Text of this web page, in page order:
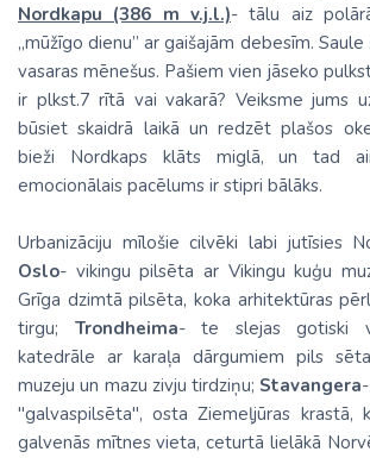
Nordkapu (386 m v.j.l.)- tālu aiz
„mūžīgo dienu” ar gaišajām debesīm.
vasaras mēnešus. Pašiem vien jāseko
ir plkst.7 rītā vai vakarā? Veiksme jums
būsiet skaidrā laikā un redzēt plašos
bieži Nordkaps klāts miglā, un tad
emocionālais pacēlums ir stipri bālāks.
Urbanizāciju mīlošie cilvēki labi jutīsies
Oslo- vikingu pilsēta ar Vikingu kuģu
Grīga dzimtā pilsēta, koka arhitektūras
tirgu; Trondheima- te slejas gotiski
katedrāle ar karaļa dārgumiem pils
muzeju un mazu zivju tirdziņu;Stavangera
"galvaspilsēta", osta Ziemeļjūras krastā,
galvenās mītnes vieta, ceturtā lielākā